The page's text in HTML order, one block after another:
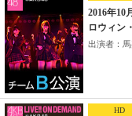
2016年10
ロウィン
出演者：馬
HD